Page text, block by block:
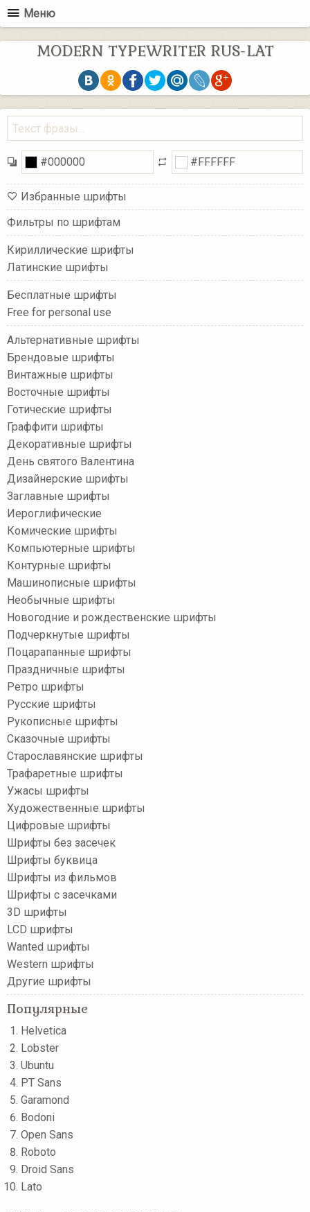
Меню
MODERN TYPEWRITER RUS-LAT
Избранные шрифты
Фильтры по шрифтам
Кириллические шрифты
Латинские шрифты
Бесплатные шрифты
Free for personal use
Альтернативные шрифты
Брендовые шрифты
Винтажные шрифты
Восточные шрифты
Готические шрифты
Граффити шрифты
Декоративные шрифты
День святого Валентина
Дизайнерские шрифты
Заглавные шрифты
Иероглифические
Комические шрифты
Компьютерные шрифты
Контурные шрифты
Машинописные шрифты
Необычные шрифты
Новогодние и рождественские шрифты
Подчеркнутые шрифты
Поцарапанные шрифты
Праздничные шрифты
Ретро шрифты
Русские шрифты
Рукописные шрифты
Сказочные шрифты
Старославянские шрифты
Трафаретные шрифты
Ужасы шрифты
Художественные шрифты
Цифровые шрифты
Шрифты без засечек
Шрифты буквица
Шрифты из фильмов
Шрифты с засечками
3D шрифты
LCD шрифты
Wanted шрифты
Western шрифты
Другие шрифты
Популярные
Helvetica
Lobster
Ubuntu
PT Sans
Garamond
Bodoni
Open Sans
Roboto
Droid Sans
Lato